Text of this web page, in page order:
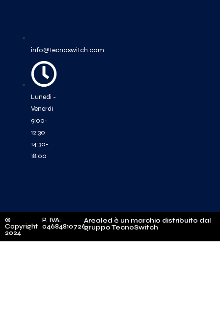
info@tecnoswitch.com
Lunedi -
Venerdi
9:00-
12:30
14:30-
18:00
©
Copyright
2024
P. IVA:
04684810726
Arealed è un marchio distribuito dal
gruppo TecnoSwitch